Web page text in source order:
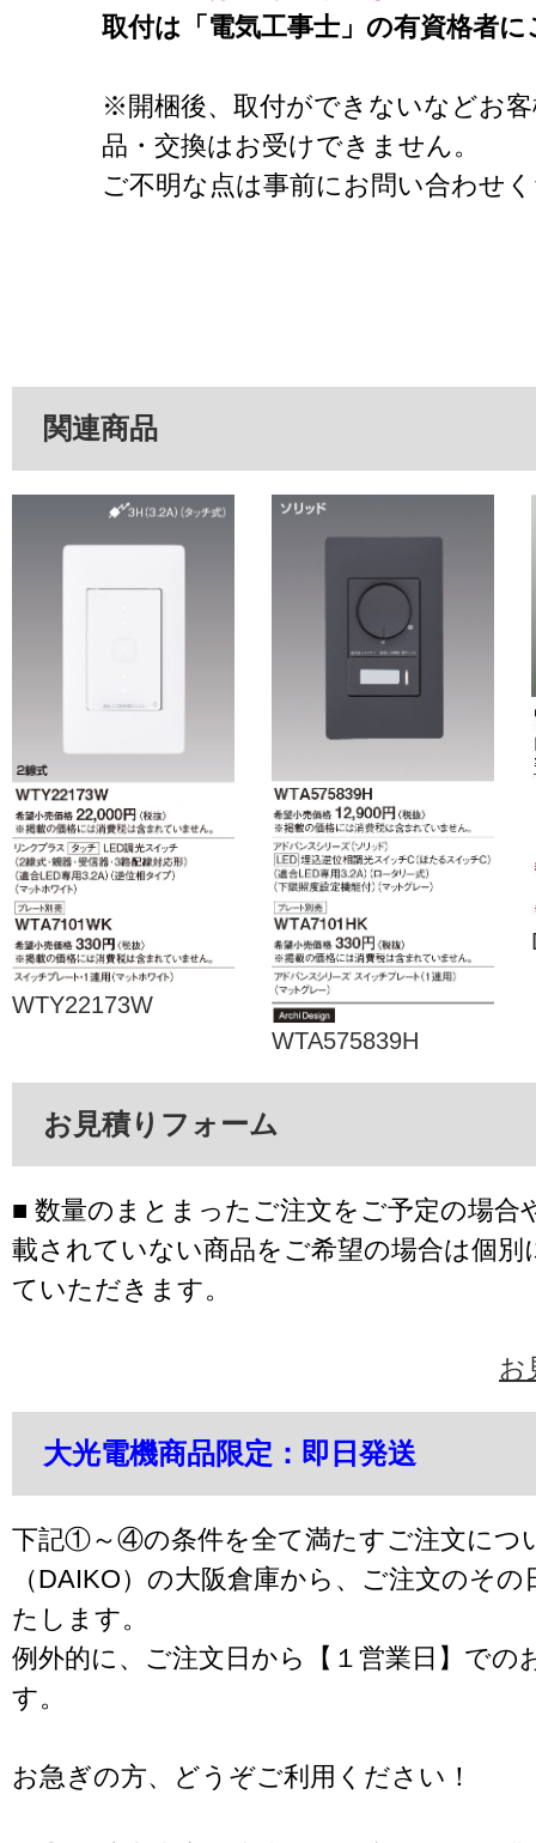
取付は「電気工事士」の有資格者
※開梱後、取付ができないなどお
品・交換はお受けできません。
ご不明な点は事前にお問い合わせ
関連商品
WTY22173W
WTA575839H
お見積りフォーム
■ 数量のまとまったご注文をご予定の場合
載されていない商品をご希望の場合は個別
ていただきます。
お
大光電機商品限定：即日発送
下記①～④の条件を全て満たすご注文につ
（DAIKO）の大阪倉庫から、ご注文のそ
たします。
例外的に、ご注文日から【１営業日】での
す。
お急ぎの方、どうぞご利用ください！